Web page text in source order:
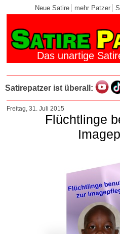
Neue Satire mehr Patzer
Das unartige
Satirepatzer ist überall:
Freitag, 31. Juli 2015
Flüchtlinge